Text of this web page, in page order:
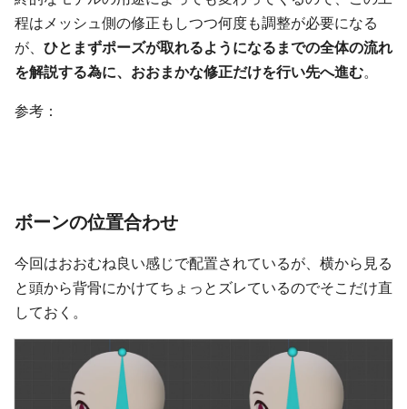
程はメッシュ側の修正もしつつ何度も調整が必要になる
が、 ひとまずポーズが取れるようになるまでの全体の流れ
を解説する為に、おおまかな修正だけを行い先へ進む。
参考：
ボーンの位置合わせ
今回はおおむね良い感じで配置されているが、横から見る
と頭から背骨にかけてちょっとズレているのでそこだけ直
しておく。